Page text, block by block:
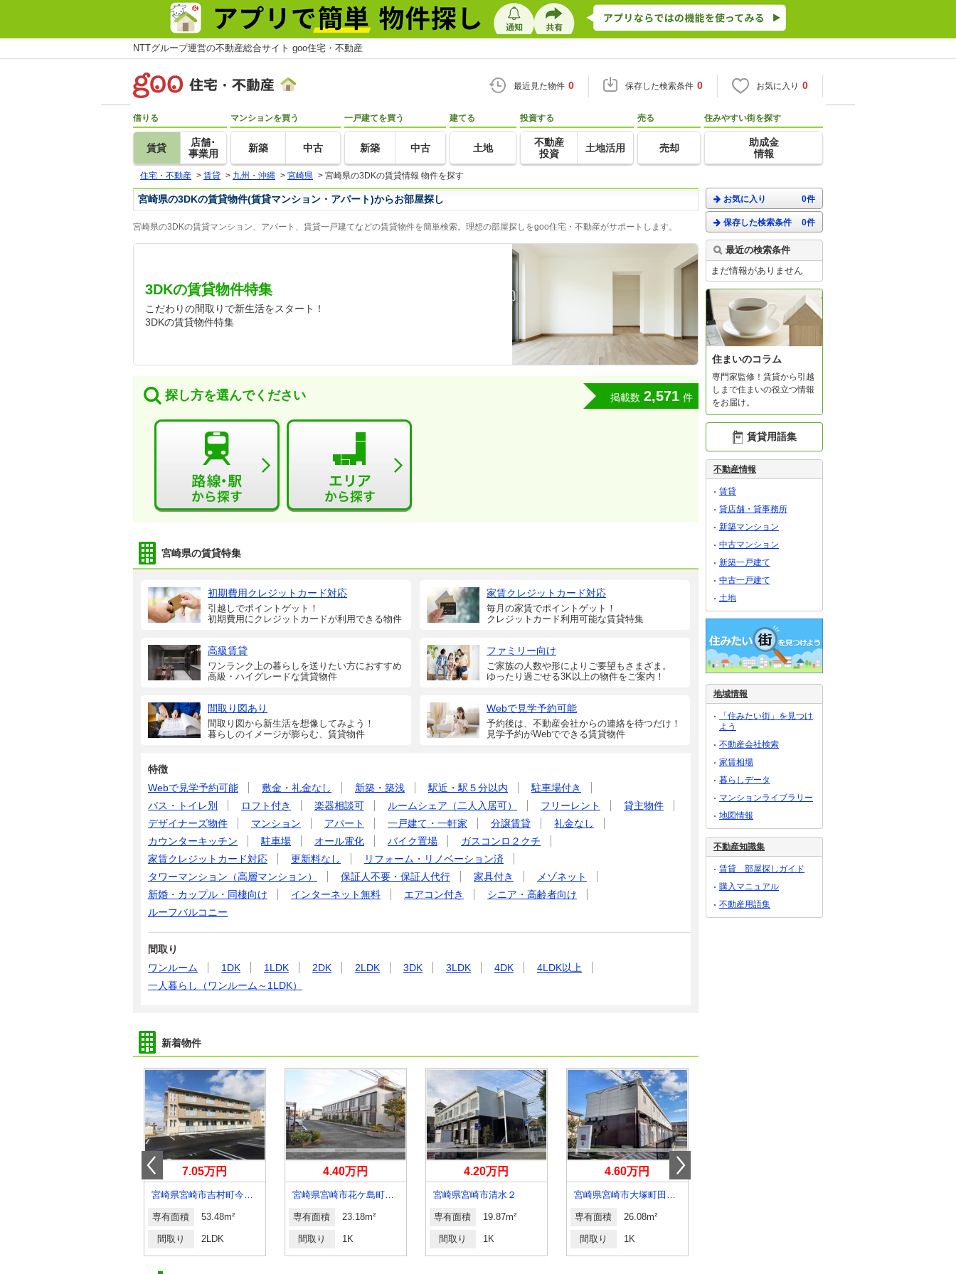
NTTグループ運営の不動産総合サイト goo住宅・不動産
最近見た物件 0 保存した検索条件 0 お気に入り 0
借りる
賃貸
店舗･
事業用
マンションを買う
新築 中古
一戸建てを買う
新築 中古
建てる
土地
投資する
不動産
投資
土地活用
売る
売却
住みやすい街を探す
助成金
情報
住宅・不動産 > 賃貸 > 九州・沖縄 > 宮崎県 > 宮崎県の3DKの賃貸情報 物件を探す
宮崎県の3DKの賃貸物件(賃貸マンション・アパート)からお部屋探し
宮崎県の3DKの賃貸マンション、アパート、賃貸一戸建てなどの賃貸物件を簡単検索。理想の部屋探しをgoo住宅・不動産がサポートします。
3DKの賃貸物件特集
こだわりの間取りで新生活をスタート！
3DKの賃貸物件特集
探し方を選んでください 掲載数 2,571 件
宮崎県の賃貸特集
初期費用クレジットカード対応
引越しでポイントゲット！
初期費用にクレジットカードが利用できる物件
家賃クレジットカード対応
毎月の家賃でポイントゲット！
クレジットカード利用可能な賃貸特集
高級賃貸
ワンランク上の暮らしを送りたい方におすすめ
高級・ハイグレードな賃貸物件
ファミリー向け
ご家族の人数や形によりご要望もさまざま。
ゆったり過ごせる3K以上の物件をご案内！
間取り図あり
間取り図から新生活を想像してみよう！
暮らしのイメージが膨らむ、賃貸物件
Webで見学予約可能
予約後は、不動産会社からの連絡を待つだけ！
見学予約がWebでできる賃貸物件
特徴
Webで見学予約可能
敷金・礼金なし 新築・築浅 駅近・駅５分以内
駐車場付き
バス・トイレ別
ロフト付き 楽器相談可 ルームシェア（二人入居可） フリーレント
貸主物件
デザイナーズ物件
マンション アパート 一戸建て・一軒家 分譲賃貸
礼金なし
カウンターキッチン
駐車場 オール電化 バイク置場
ガスコンロ２クチ
家賃クレジットカード対応
更新料なし
リフォーム・リノベーション済
タワーマンション（高層マンション）
保証人不要・保証人代行 家具付き
メゾネット
新婚・カップル・同棲向け
インターネット無料 エアコン付き
シニア・高齢者向け
ルーフバルコニー
間取り
ワンルーム
1DK 1LDK 2DK 2LDK 3DK 3LDK 4DK
4LDK以上
一人暮らし（ワンルーム～1LDK）
新着物件
7.05万円
宮崎県宮崎市吉村町今村前
専有面積 53.48m²
間取り 2LDK
4.40万円
宮崎県宮崎市花ケ島町笹原
専有面積 23.18m²
間取り 1K
4.20万円
宮崎県宮崎市清水２
専有面積 19.87m²
間取り 1K
4.60万円
宮崎県宮崎市大塚町田淵ケ原
専有面積 26.08m²
間取り 1K
お気に入り 0件
保存した検索条件 0件
最近の検索条件
まだ情報がありません
住まいのコラム
専門家監修！賃貸から引越
しまで住まいの役立つ情報
をお届け。
賃貸用語集
不動産情報
賃貸
貸店舗・貸事務所
新築マンション
中古マンション
新築一戸建て
中古一戸建て
土地
地域情報
「住みたい街」を見つけ
よう
不動産会社検索
家賃相場
暮らしデータ
マンションライブラリー
地図情報
不動産知識集
賃貸 部屋探しガイド
購入マニュアル
不動産用語集